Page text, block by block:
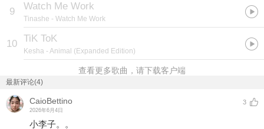
9 Watch Me Work
Tinashe - Watch Me Work
10 TiK ToK
Kesha - Animal (Expanded Edition)
查看更多歌曲，请下载客户端
最新评论(4)
CaioBettino
2026年6月4日
3
小李子。。